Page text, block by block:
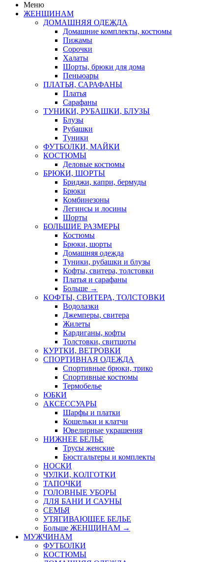
Меню
ЖЕНЩИНАМ
ДОМАШНЯЯ ОДЕЖДА
Домашние комплекты, костюмы
Пижамы
Сорочки
Халаты
Шорты, брюки для дома
Пеньюары
ПЛАТЬЯ, САРАФАНЫ
Платья
Сарафаны
ТУНИКИ, РУБАШКИ, БЛУЗЫ
Блузы
Рубашки
Туники
ФУТБОЛКИ, МАЙКИ
КОСТЮМЫ
Деловые костюмы
БРЮКИ, ШОРТЫ
Бриджи, капри, бермуды
Брюки
Комбинезоны
Легинсы и лосины
Шорты
БОЛЬШИЕ РАЗМЕРЫ
Костюмы
Брюки, шорты
Домашняя одежда
Туники, рубашки и блузы
Кофты, свитера, толстовки
Платья и сарафаны
Больше →
КОФТЫ, СВИТЕРА, ТОЛСТОВКИ
Водолазки
Джемперы, свитера
Жилеты
Кардиганы, кофты
Толстовки, свитшоты
КУРТКИ, ВЕТРОВКИ
СПОРТИВНАЯ ОДЕЖДА
Спортивные брюки, трико
Спортивные костюмы
Термобелье
ЮБКИ
AКСЕССУАРЫ
Шарфы и платки
Кошельки и клатчи
Ювелирные украшения
НИЖНЕЕ БЕЛЬЕ
Трусы женские
Бюстгальтеры и комплекты
НОСКИ
ЧУЛКИ, КОЛГОТКИ
ТАПОЧКИ
ГОЛОВНЫЕ УБОРЫ
ДЛЯ БАНИ И САУНЫ
СЕМЬЯ
УТЯГИВАЮЩЕЕ БЕЛЬЕ
Больше ЖЕНЩИНАМ →
МУЖЧИНАМ
ФУТБОЛКИ
КОСТЮМЫ